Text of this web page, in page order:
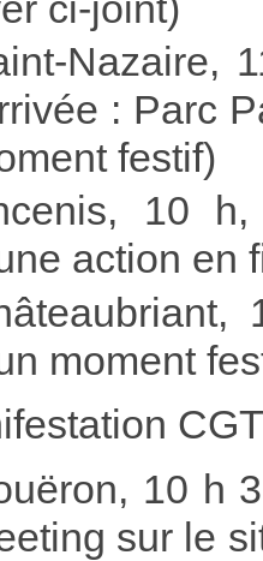
ci-joint)
Nazaire,
: Parc
festif)
10 h,
action en
moment
10 h
sur le